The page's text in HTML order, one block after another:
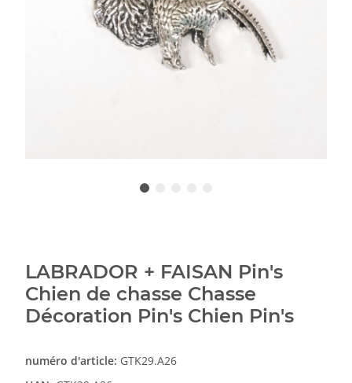
LABRADOR + FAISAN Pin's
Chien de chasse Chasse
Décoration Pin's Chien Pin's
numéro d'article: GTK29.A26